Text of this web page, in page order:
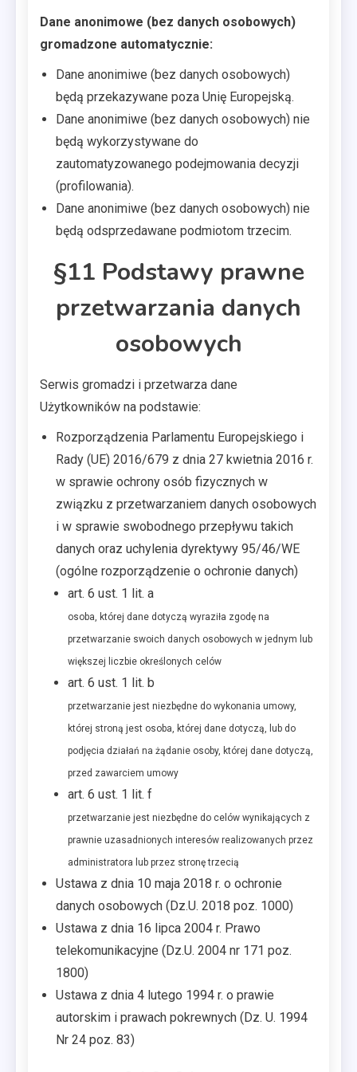
Dane anonimowe (bez danych osobowych)
gromadzone automatycznie:
Dane anonimiwe (bez danych osobowych)
będą przekazywane poza Unię Europejską.
Dane anonimiwe (bez danych osobowych) nie
będą wykorzystywane do
zautomatyzowanego podejmowania decyzji
(profilowania).
Dane anonimiwe (bez danych osobowych) nie
będą odsprzedawane podmiotom trzecim.
§11 Podstawy prawne
przetwarzania danych
osobowych
Serwis gromadzi i przetwarza dane
Użytkowników na podstawie:
Rozporządzenia Parlamentu Europejskiego i
Rady (UE) 2016/679 z dnia 27 kwietnia 2016 r.
w sprawie ochrony osób fizycznych w
związku z przetwarzaniem danych osobowych
i w sprawie swobodnego przepływu takich
danych oraz uchylenia dyrektywy 95/46/WE
(ogólne rozporządzenie o ochronie danych)
art. 6 ust. 1 lit. a
osoba, której dane dotyczą wyraziła zgodę na
przetwarzanie swoich danych osobowych w jednym lub
większej liczbie określonych celów
art. 6 ust. 1 lit. b
przetwarzanie jest niezbędne do wykonania umowy,
której stroną jest osoba, której dane dotyczą, lub do
podjęcia działań na żądanie osoby, której dane dotyczą,
przed zawarciem umowy
art. 6 ust. 1 lit. f
przetwarzanie jest niezbędne do celów wynikających z
prawnie uzasadnionych interesów realizowanych przez
administratora lub przez stronę trzecią
Ustawa z dnia 10 maja 2018 r. o ochronie
danych osobowych (Dz.U. 2018 poz. 1000)
Ustawa z dnia 16 lipca 2004 r. Prawo
telekomunikacyjne (Dz.U. 2004 nr 171 poz.
1800)
Ustawa z dnia 4 lutego 1994 r. o prawie
autorskim i prawach pokrewnych (Dz. U. 1994
Nr 24 poz. 83)